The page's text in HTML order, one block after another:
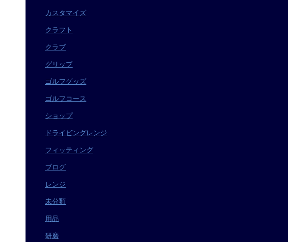
カスタマイズ
クラフト
クラブ
グリップ
ゴルフグッズ
ゴルフコース
ショップ
ドライビングレンジ
フィッティング
ブログ
レンジ
未分類
用品
研磨